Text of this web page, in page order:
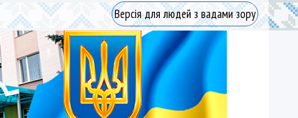
Версія для людей з вадами зору